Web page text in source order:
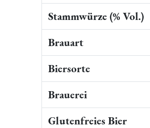
Stammwürze (% Vol.)
Brauart
Biersorte
Brauerei
Glutenfreies Bier